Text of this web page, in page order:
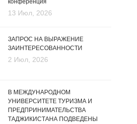
конференция
13 Июл, 2026
ЗАПРОС НА ВЫРАЖЕНИЕ
ЗАИНТЕРЕСОВАННОСТИ
2 Июл, 2026
В МЕЖДУНАРОДНОМ
УНИВЕРСИТЕТЕ ТУРИЗМА И
ПРЕДПРИНИМАТЕЛЬСТВА
ТАДЖИКИСТАНА ПОДВЕДЕНЫ